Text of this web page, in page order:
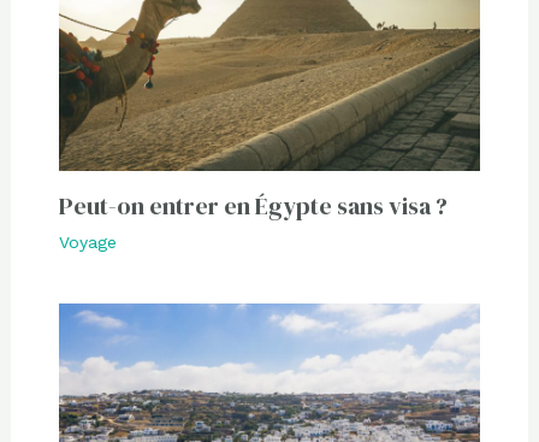
Peut-on entrer en Égypte sans visa ?
Voyage